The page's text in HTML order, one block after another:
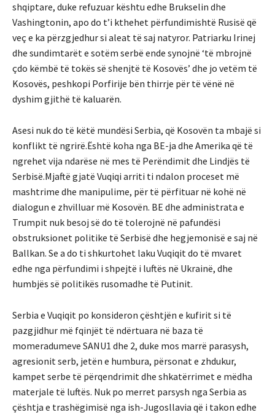
shqiptare, duke refuzuar kështu edhe Brukselin dhe
Vashingtonin, apo do t’i kthehet përfundimishtë Rusisë që
veç e ka përzgjedhur si aleat të saj natyror. Patriarku Irinej
dhe sundimtarët e sotëm serbë ende synojnë ‘të mbrojnë
çdo këmbë të tokës së shenjtë të Kosovës’ dhe jo vetëm të
Kosovës, peshkopi Porfirije bën thirrje për të vënë në
dyshim gjithë të kaluarën.
Asesi nuk do të këtë mundësi Serbia, që Kosovën ta mbajë si
konflikt të ngrirë.Është koha nga BE-ja dhe Amerika që të
ngrehet vija ndarëse në mes të Perëndimit dhe Lindjës të
Serbisë.Mjaftë gjatë Vuqiqi arriti ti ndalon proceset më
mashtrime dhe manipulime, për të përfituar në kohë në
dialogun e zhvilluar më Kosovën. BE dhe administrata e
Trumpit nuk besoj së do të tolerojnë në pafundësi
obstruksionet politike të Serbisë dhe hegjemonisë e saj në
Ballkan. Se a do ti shkurtohet laku Vuqiqit do të mvaret
edhe nga përfundimi i shpejtë i luftës në Ukrainë, dhe
humbjës së politikës rusomadhe të Putinit.
Serbia e Vuqiqit po konsideron çështjën e kufirit si të
pazgjidhur më fqinjët të ndërtuara në baza të
momeradumeve SANU1 dhe 2, duke mos marrë parasysh,
agresionit serb, jetën e humbura, përsonat e zhdukur,
kampet serbe të përqendrimit dhe shkatërrimet e mëdha
materjale të luftës. Nuk po merret parsysh nga Serbia as
çështja e trashëgimisë nga ish-Jugosllavia që i takon edhe